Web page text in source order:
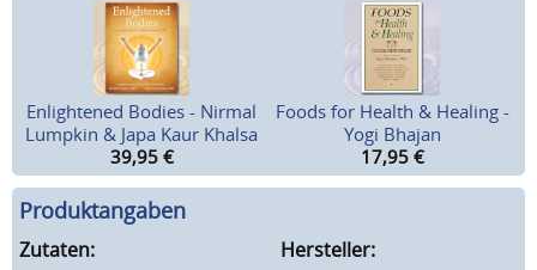
Enlightened Bodies - Nirmal
Lumpkin & Japa Kaur Khalsa
39,95 €
Foods for Health & Healing -
Yogi Bhajan
17,95 €
Produktangaben
Zutaten: Hersteller: